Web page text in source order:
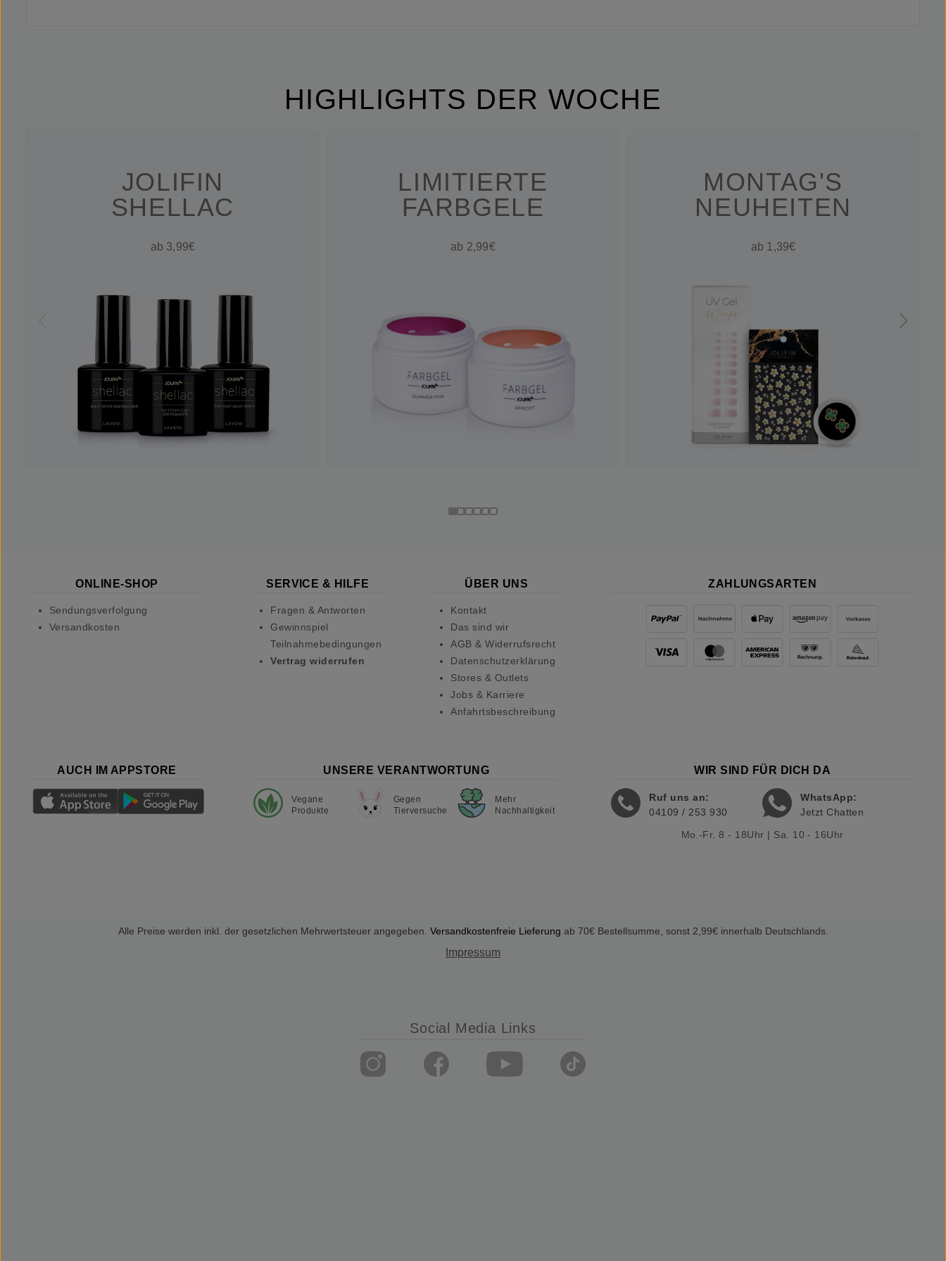
HIGHLIGHTS DER WOCHE
JOLIFIN
SHELLAC
ab 3,99€
LIMITIERTE
FARBGELE
ab 2,99€
MONTAG'S
NEUHEITEN
ab 1,39€
ONLINE-SHOP
Sendungsverfolgung
Versandkosten
SERVICE & HILFE
Fragen & Antworten
Gewinnspiel
Teilnahmebedingungen
Vertrag widerrufen
ÜBER UNS
Kontakt
Das sind wir
AGB & Widerrufsrecht
Datenschutzerklärung
Stores & Outlets
Jobs & Karriere
Anfahrtsbeschreibung
ZAHLUNGSARTEN
AUCH IM APPSTORE UNSERE VERANTWORTUNG
Vegane
Produkte
Gegen
Tierversuche
Mehr
Nachhaltigkeit
WIR SIND FÜR DICH DA
Ruf uns an:
04109 / 253 930
WhatsApp:
Jetzt Chatten
Mo.-Fr. 8 - 18Uhr | Sa. 10 - 16Uhr
Alle Preise werden inkl. der gesetzlichen Mehrwertsteuer angegeben. Versandkostenfreie Lieferung ab 70€ Bestellsumme, sonst 2,99€ innerhalb Deutschlands.
Impressum
Social Media Links